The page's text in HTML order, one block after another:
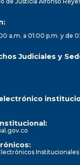
a.m. a 01:00 p.m. y de
Judiciales y
Institucionales